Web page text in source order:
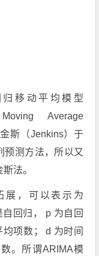
移动平均模型
Average
斯（Jenkins）于
预测方法，所以又
法。
展，可以表示为
回归， p 为自回
均项数；d 为时间
。所谓ARIMA模